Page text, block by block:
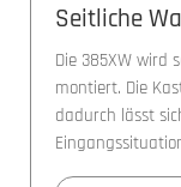
Seitliche
Die 385XW wird
montiert. Die
dadurch lässt